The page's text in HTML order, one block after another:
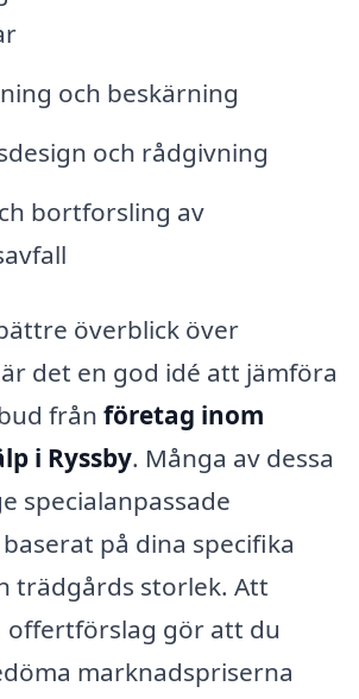
och beskärning
och rådgivning
bortforsling av
överblick över
det en god idé att jämföra
från företag inom
i Ryssby. Många av dessa
specialanpassade
på dina specifika
trädgårds storlek. Att
offertförslag gör att du
marknadspriserna